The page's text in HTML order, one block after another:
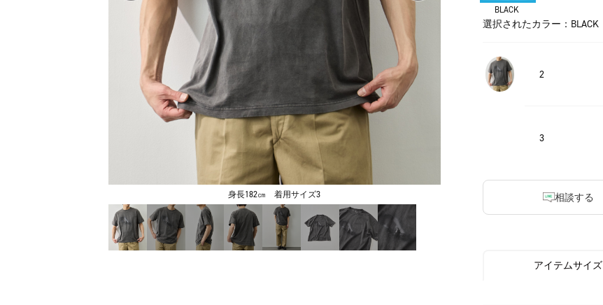
身長182㎝ 着用サイズ3
BLACK
選択されたカラー：BLACK
2
3
相談する
アイテムサイズ